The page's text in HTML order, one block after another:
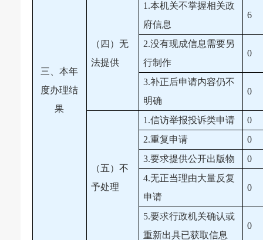
三、本年
度办理结
果
（四）无
法提供
1.本机关不掌握相关政
府信息
6
2.没有现成信息需要另
行制作
0
3.补正后申请内容仍不
明确
0
（五）不
予处理
1.信访举报投诉类申请
0
2.重复申请
0
3.要求提供公开出版物
0
4.无正当理由大量反复
申请
0
5.要求行政机关确认或
重新出具已获取信息
0